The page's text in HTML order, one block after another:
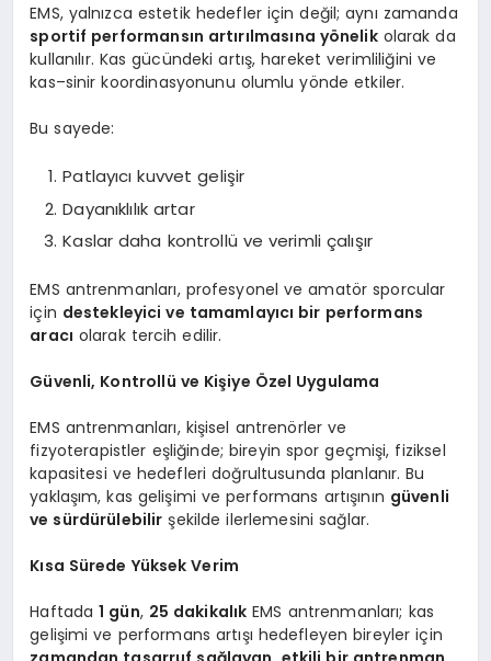
EMS, yalnızca estetik hedefler için değil; aynı zamanda
sportif performansın artırılmasına yönelikolarak da
kullanılır. Kas gücündeki artış, hareket verimliliğini ve
kas–sinir koordinasyonunu olumlu yönde etkiler.
Bu sayede:
Patlayıcı kuvvet gelişir
Dayanıklılık artar
Kaslar daha kontrollü ve verimli çalışır
EMS antrenmanları, profesyonel ve amatör sporcular
için destekleyici ve tamamlayıcı bir performans
aracı olarak tercih edilir.
Güvenli, Kontrollü ve Kişiye Özel Uygulama
EMS antrenmanları, kişisel antrenörler ve
fizyoterapistler eşliğinde; bireyin spor geçmişi, fiziksel
kapasitesi ve hedefleri doğrultusunda planlanır. Bu
yaklaşım, kas gelişimi ve performans artışının güvenli
ve sürdürülebilir şekilde ilerlemesini sağlar.
Kısa Sürede Yüksek Verim
Haftada1 gün, 25 dakikalık EMS antrenmanları; kas
gelişimi ve performans artışı hedefleyen bireyler için